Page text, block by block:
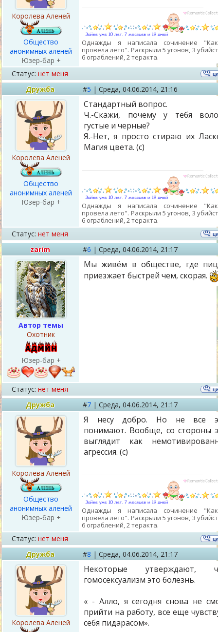
Королева Аленей
Общество
анонимных аленей
Юзер-бар +
Однажды я написала сочинение
провела лето". Раскрыли 5 угонов, 3
6 ограблений, 2 теракта.
Статус: нет меня
Дружба
#5 | Среда, 04.06.2014, 21:16
Королева Аленей
Общество
анонимных аленей
Юзер-бар +
Стандартный вопрос.
Ч.-Скажи, почему у тебя
густые и черные?
Я.-Нет, я просто стираю их
Магия цвета. (с)
Однажды я написала сочинение
провела лето". Раскрыли 5 угонов, 3
6 ограблений, 2 теракта.
Статус: нет меня
zarim
#6 | Среда, 04.06.2014, 21:17
Автор темы
Охотник
Юзер-бар +
Мы живём в обществе, где
приезжает быстрей чем, скорая.
Статус: нет меня
Дружба
#7 | Среда, 04.06.2014, 21:17
Королева Аленей
Общество
анонимных аленей
Юзер-бар +
Я несу добро. Но не все
понимают. Вообще, со стороны
выглядит как
агрессия. (с)
Однажды я написала сочинение
провела лето". Раскрыли 5 угонов, 3
6 ограблений, 2 теракта.
Статус: нет меня
Дружба
#8 | Среда, 04.06.2014, 21:17
Королева Аленей
Некоторые утверждают,
гомосексуализм это болезнь.
« - Алло, я сегодня снова не
прийти на работу, все еще
себя пидарасом».